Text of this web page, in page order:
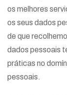
os melhores
os seus dados
de que
dados pessoais
práticas no
pessoais.